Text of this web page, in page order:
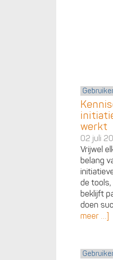
werkt
02 juli
Vrijwel
belang
de tools,
beklijft
doen
meer …]